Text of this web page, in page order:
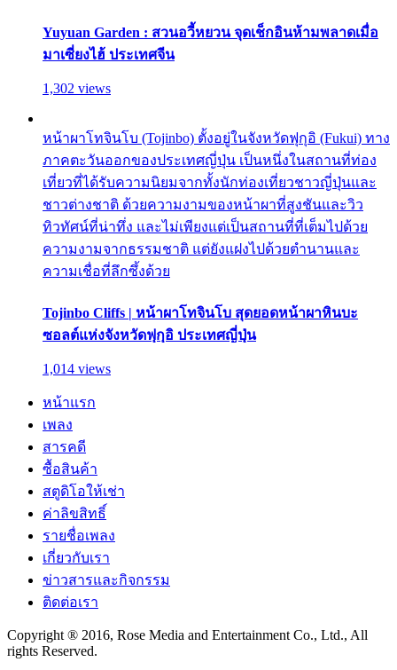
Yuyuan Garden : สวนอวี้หยวน จุดเช็กอินห้ามพลาดเมื่อ
มาเซี่ยงไฮ้ ประเทศจีน
1,302 views
หน้าผาโทจินโบ (Tojinbo) ตั้งอยู่ในจังหวัดฟุกุอิ (Fukui) ทาง
ภาคตะวันออกของประเทศญี่ปุ่น เป็นหนึ่งในสถานที่ท่อง
เที่ยวที่ได้รับความนิยมจากทั้งนักท่องเที่ยวชาวญี่ปุ่นและ
ชาวต่างชาติ ด้วยความงามของหน้าผาที่สูงชันและวิว
ทิวทัศน์ที่น่าทึ่ง และไม่เพียงแต่เป็นสถานที่ที่เต็มไปด้วย
ความงามจากธรรมชาติ แต่ยังแฝงไปด้วยตำนานและ
ความเชื่อที่ลึกซึ้งด้วย
Tojinbo Cliffs | หน้าผาโทจินโบ สุดยอดหน้าผาหินบะ
ซอลต์แห่งจังหวัดฟุกุอิ ประเทศญี่ปุ่น
1,014 views
หน้าแรก
เพลง
สารคดี
ซื้อสินค้า
สตูดิโอให้เช่า
ค่าลิขสิทธิ์
รายชื่อเพลง
เกี่ยวกับเรา
ข่าวสารและกิจกรรม
ติดต่อเรา
Copyright ® 2016, Rose Media and Entertainment Co., Ltd., All
rights Reserved.